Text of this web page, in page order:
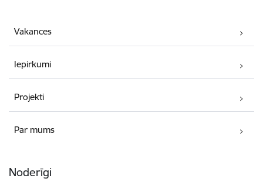
Vakances
Iepirkumi
Projekti
Par mums
Noderīgi